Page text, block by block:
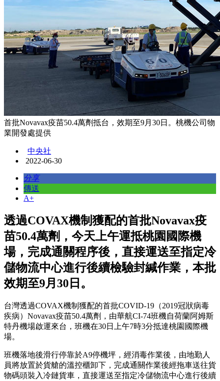
首批Novavax疫苗50.4萬劑抵台，效期至9月30日。桃機公司物
業開發處提供
中央社
2022-06-30
分享
傳送
A+
透過COVAX機制獲配的首批Novavax疫
苗50.4萬劑，今天上午運抵桃園國際機
場，完成通關程序後，直接運送至指定冷
儲物流中心進行後續檢驗封緘作業，本批
效期至9月30日。
台灣透過COVAX機制獲配的首批COVID-19（2019冠狀病毒
疾病）Novavax疫苗50.4萬劑，由華航CI-74班機自荷蘭阿姆斯
特丹機場啟運來台，班機在30日上午7時3分抵達桃園國際機
場。
班機落地後滑行停靠於A9停機坪，經消毒作業後，由地勤人
員將放置於貨艙的溫控櫃卸下，完成通關作業後經拖車送往貨
物碼頭裝入冷鏈貨車，直接運送至指定冷儲物流中心進行後續